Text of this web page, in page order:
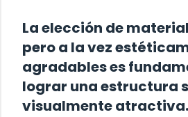
La elección de
pero a la vez
agradables es
lograr una estructura
visualmente atractiva.